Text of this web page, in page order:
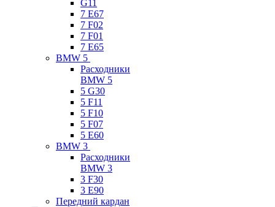
G11
7 Е67
7 F02
7 F01
7 E65
BMW 5
Расходники
BMW 5
5 G30
5 F11
5 F10
5 F07
5 E60
BMW 3
Расходники
BMW 3
3 F30
3 E90
Передний кардан